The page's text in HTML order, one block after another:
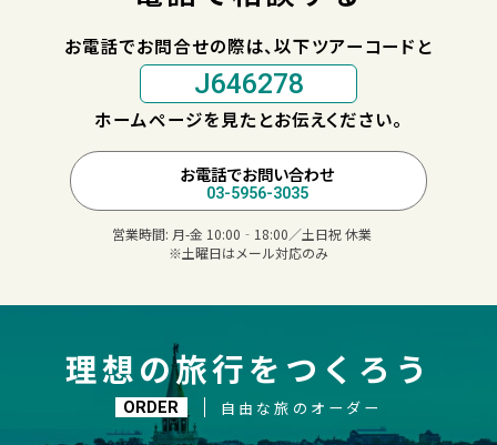
お電話でお問合せの際は、以下ツアーコードと
J646278
ホームページを見たとお伝えください。
お電話でお問い合わせ
03-5956-3035
営業時間: 月-金 10:00‐18:00／土日祝 休業
※土曜日はメール対応のみ
理想の旅行をつくろう
ORDER 自由な旅のオーダー